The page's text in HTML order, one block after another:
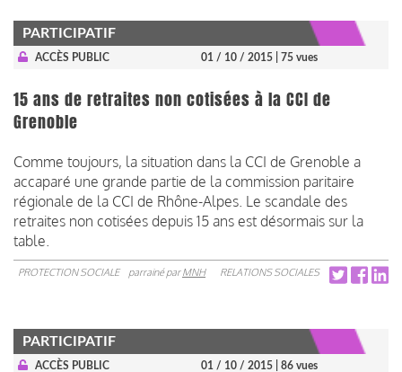
PARTICIPATIF
ACCÈS PUBLIC 01 / 10 / 2015 | 75 vues
15 ans de retraites non cotisées à la CCI de
Grenoble
Comme toujours, la situation dans la CCI de Grenoble a
accaparé une grande partie de la commission paritaire
régionale de la CCI de Rhône-Alpes. Le scandale des
retraites non cotisées depuis 15 ans est désormais sur la
table.
PROTECTION SOCIALE parrainé parMNH RELATIONS SOCIALES
PARTICIPATIF
ACCÈS PUBLIC 01 / 10 / 2015 | 86 vues